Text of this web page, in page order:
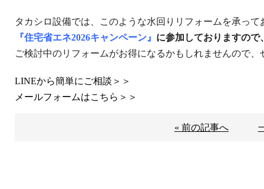
タカシロ設備では、このような水回りリフォームを承って
『住宅省エネ2026キャンペーン』 に参加しておりますの
ご検討中のリフォームがお得になるかもしれませんので
LINEから簡単にご相談＞＞
メールフォームはこちら＞＞
« 前の記事へ